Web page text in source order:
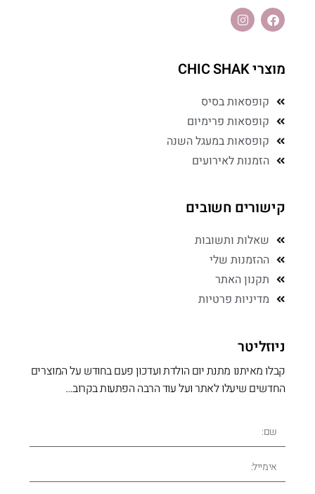
מוצרי CHIC SHAK
קופסאות בסיס
קופסאות פרימיום
קופסאות במעגל השנה
הזמנות לאירועים
קישורים חשובים
שאלות ותשובות
ההזמנות שלי
תקנון האתר
מדיניות פרטיות
ניוזליטר
קבלו מאיתנו מתנת יום הולדת ועדכון פעם בחודש על המוצרים
החדשים שיעלו לאתר ועל עוד הרבה הפתעות בקרוב…